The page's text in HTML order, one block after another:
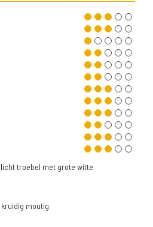
troebel met grote witte
moutig